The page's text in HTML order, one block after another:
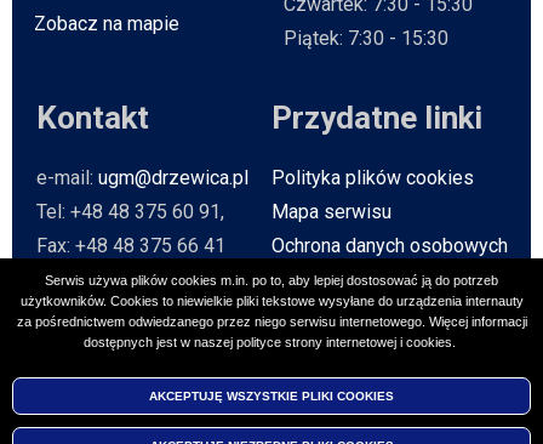
Zobacz na mapieWill open in new tab
Piątek: 7:30 - 15:30
Kontakt
e-mail: ugm@drzewica.pl
Tel: +48 48 375 60 91,
Fax: +48 48 375 66 41
Przydatne linki
Polityka plików cookies
Mapa serwisu
Ochrona danych osobowych
Baza Teleadresowa
Strona archiwalnaWill open in
Social media
Serwis używa plików cookies m.in. po to, aby lepiej dostosować ją do potrzeb
użytkowników. Cookies to niewielkie pliki tekstowe wysyłane do urządzenia internauty
za pośrednictwem odwiedzanego przez niego serwisu internetowego. Więcej informacji
dostępnych jest w naszej polityce strony internetowej i cookies.
AKCEPTUJĘ WSZYSTKIE PLIKI COOKIES